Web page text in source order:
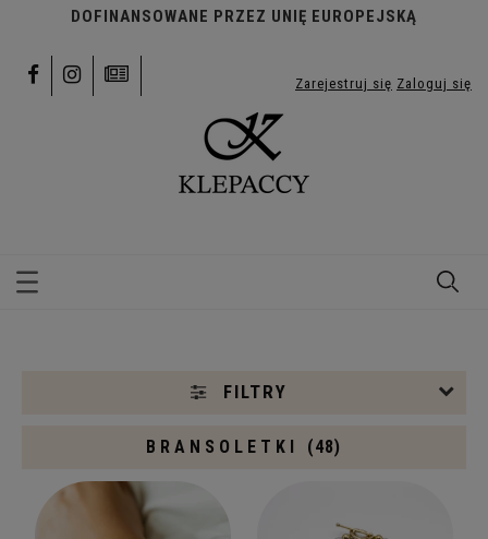
Zarejestruj się Zaloguj się
FILTRY
Bransoletki
BRANSOLETKI (48)
DOFINANSOWANE PRZEZ UNIĘ EUROPEJSKĄ